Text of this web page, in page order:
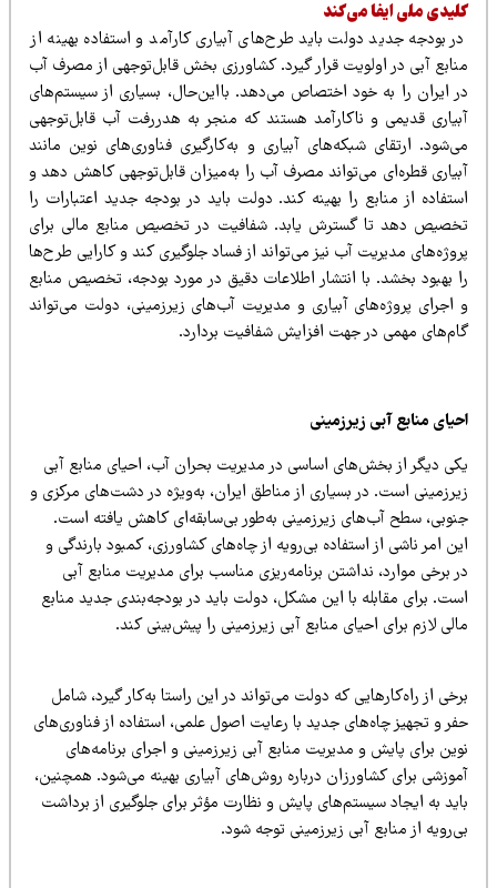
ملی ایفا می‌کند
بودجه جدید دولت باید طرح‌های آبیاری کارآمد و استفاده بهینه از
آبی در اولویت قرار گیرد. کشاورزی بخش قابل‌توجهی از مصرف آب
ایران را به خود اختصاص می‌دهد. بااین‌حال، بسیاری از سیستم‌های
قدیمی و ناکارآمد هستند که منجر به هدررفت آب قابل‌توجهی
ارتقای شبکه‌های آبیاری و به‌کارگیری فناوری‌های نوین مانند
قطره‌ای می‌تواند مصرف آب را به‌میزان قابل‌توجهی کاهش دهد و
از منابع را بهینه کند. دولت باید در بودجه جدید اعتبارات را
دهد تا گسترش یابد. شفافیت در تخصیص منابع مالی برای
مدیریت آب نیز می‌تواند از فساد جلوگیری کند و کارایی طرح‌ها
بهبود بخشد. با انتشار اطلاعات دقیق در مورد بودجه، تخصیص منابع
اجرای پروژه‌های آبیاری و مدیریت آب‌های زیرزمینی، دولت می‌تواند
مهمی در جهت افزایش شفافیت بردارد.
منابع آبی زیرزمینی
دیگر از بخش‌های اساسی در مدیریت بحران آب، احیای منابع آبی
است. در بسیاری از مناطق ایران، به‌ویژه در دشت‌های مرکزی و
سطح آب‌های زیرزمینی به‌طور بی‌سابقه‌ای کاهش یافته است.
امر ناشی از استفاده بی‌رویه از چاه‌های کشاورزی، کمبود بارندگی و
برخی موارد، نداشتن برنامه‌ریزی مناسب برای مدیریت منابع آبی
برای مقابله با این مشکل، دولت باید در بودجه‌بندی جدید منابع
لازم برای احیای منابع آبی زیرزمینی را پیش‌بینی کند.
از راه‌کارهایی که دولت می‌تواند در این راستا به‌کار گیرد، شامل
و تجهیز چاه‌های جدید با رعایت اصول علمی، استفاده از فناوری‌های
برای پایش و مدیریت منابع آبی زیرزمینی و اجرای برنامه‌های
برای کشاورزان درباره روش‌های آبیاری بهینه می‌شود. همچنین،
به ایجاد سیستم‌های پایش و نظارت مؤثر برای جلوگیری از برداشت
از منابع آبی زیرزمینی توجه شود.